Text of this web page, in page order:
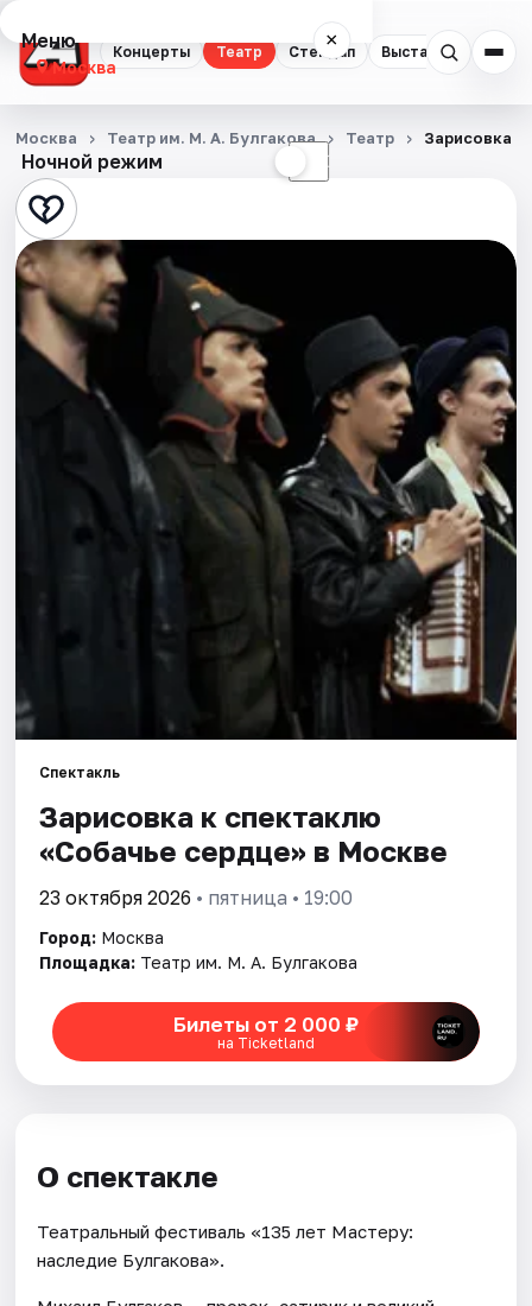
Концерты Театр Стендап Выставки
Меню ×
Москва
Концерты
Театр
Стендап
Выставки
Квесты
Экскурсии
Площадки
Артисты
Ночной режим ☾
Москва Театр им. М. А. Булгакова Театр Зарисовка к
Спектакль
Зарисовка к спектаклю
«Собачье сердце» в Москве
23 октября 2026 • пятница • 19:00
Город: Москва
Площадка: Театр им. М. А. Булгакова
Билеты от 2 000 ₽
на Ticketland
О спектакле
Театральный фестиваль «135 лет Мастеру:
наследие Булгакова».